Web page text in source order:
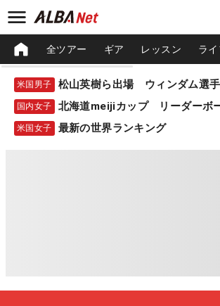
全ツアー ギア レッスン ライ
米国男子
国内女子 北海道meijiカップ リーダーボ
米国女子 最新の世界ランキング